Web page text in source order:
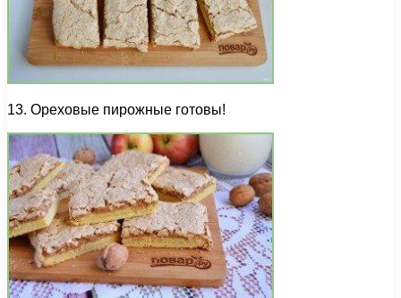
13. Ореховые пирожные готовы!